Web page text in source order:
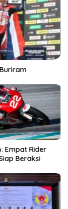
Empat Rider
Beraksi